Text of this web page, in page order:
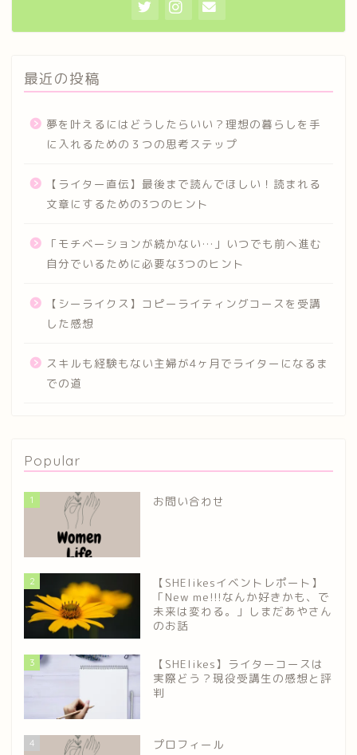
最近の投稿
夢を叶えるにはどうしたらいい？理想の暮らしを手
に入れるための３つの思考ステップ
【ライター直伝】最後まで読んでほしい！読まれる
文章にするための3つのヒント
「モチベーションが続かない…」いつでも前へ進む
自分でいるために必要な3つのヒント
【シーライクス】コピーライティングコースを受講
した感想
スキルも経験もない主婦が4ヶ月でライターになるま
での道
Popular
1 お問い合わせ
2
【SHElikesイベントレポート】
「New me!!!なんか好きかも、で
未来は変わる。」しまだあやさん
のお話
3
【SHElikes】ライターコースは
実際どう？現役受講生の感想と評
判
4 プロフィール
ホーム